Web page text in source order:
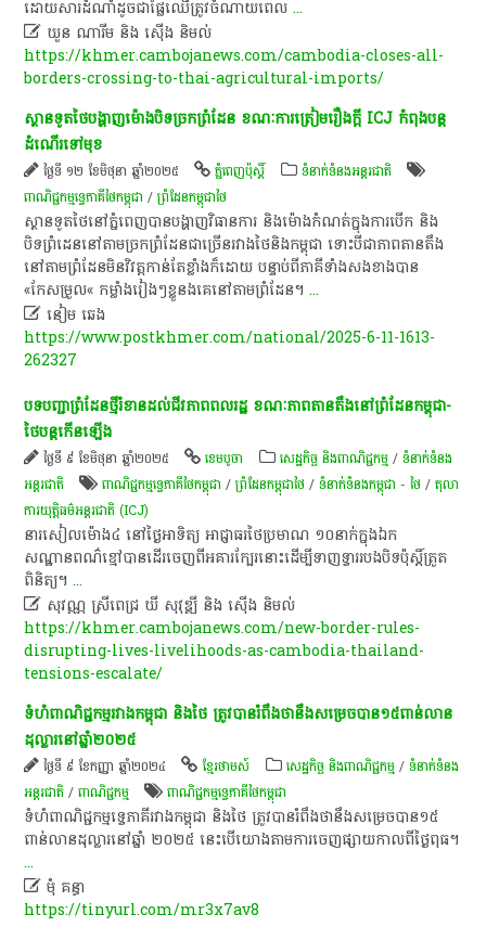
ដោយសារ​ដំណាំ​ដូចជា​ផ្លែឈើ​ត្រូវ​ចំណាយ​ពេល...
 ឃួន ណារីម​ និង ស៊ើង និមល់
https://khmer.cambojanews.com/cambodia-closes-all-
borders-crossing-to-thai-agricultural-imports/
ស្ថានទូត​ថៃបង្ហាញ​ម៉ោង​បិទ​ច្រក​ព្រំដែន​ ខណៈការត្រៀមរឿងក្តី ICJ កំពុងបន្ត​
ដំណើរទៅ​មុខ
ថ្ងៃទី ១២ ខែមិថុនា ឆ្នាំ២០២៥ ភ្នំពេញប៉ុស្តិ៍
ទំនាក់ទំនងអន្តរជាតិ
ពាណិជ្ជកម្ម​ទ្វេ​ភាគី​ថៃកម្ពុជា /ព្រំដែនកម្ពុជាថៃ
ស្ថានទូតថៃនៅ​ភ្នំពេញ​បានបង្ហាញ​វិធានការ និង​ម៉ោង​កំណត់​ក្នុង​ការ​បើក និង
បិទ​ព្រំដេន​នៅ​តាម​ច្រកព្រំដែនជាច្រើនរវាងថៃនិងកម្ពុជា ទោះបីជាភាពតានតឹង
នៅតាមព្រំដែនមិន​វិវត្ត​កាន់​តែ​ខ្លាំង​ក៏​ដោយ បន្ទាប់​ពីភាគីទាំងសងខាង​បាន
«កែសម្រួល« កម្លាំងរៀងៗខ្លួនង​គេនៅតាមព្រំដែន។...
 នៀម ឆេង
https://www.postkhmer.com/national/2025-6-11-1613-
262327
បទបញ្ជា​ព្រំដែន​ថ្មី​រំខាន​ដល់​ជីវភាព​ពលរដ្ឋ ខណៈភាព​តានតឹង​នៅព្រំដែនកម្ពុជា-
ថៃ​បន្តកើនឡើង
ថ្ងៃទី ៩ ខែមិថុនា ឆ្នាំ២០២៥ ខេ​ម​បូ​ចា សេដ្ឋកិច្ច និងពាណិជ្ជកម្ម /ទំនាក់ទំនង
អន្តរជាតិ
ពាណិជ្ជកម្ម​ទ្វេ​ភាគី​ថៃកម្ពុជា /ព្រំដែនកម្ពុជាថៃ /ទំនាក់ទំនងកម្ពុជា - ថៃ /តុលា
ការយុត្តិធម៌អន្តរជាតិ (ICJ)
នារសៀលម៉ោង៤ នៅថ្ងៃអាទិត្យ អាជ្ញាធរថៃប្រមាណ ១០នាក់ក្នុងឯក
សណ្ឋានពណ៌ខ្មៅបានដើរចេញពីអគារក្បែរនោះដើម្បីទាញទ្វាររបងបិទប៉ុស្តិ៍ត្រួត
ពិនិត្យ។...
 សុវណ្ណ ស្រីពេជ្រ ឃី សុវុឌ្ឍី និង ស៊ើង និមល់
https://khmer.cambojanews.com/new-border-rules-
disrupting-lives-livelihoods-as-cambodia-thailand-
tensions-escalate/
ទំហំពាណិជ្ជកម្ម​រវាង​កម្ពុជា និង​ថៃ ត្រូវបានរំពឹង​ថានឹងសម្រេចបាន​១៥​ពាន់​លាន​
ដុល្លារ​នៅ​ឆ្នាំ​២០២៥
ថ្ងៃទី ៩ ខែកញ្ញា ឆ្នាំ២០២៤ ខ្មែរថាមស៍ សេដ្ឋកិច្ច និងពាណិជ្ជកម្ម /ទំនាក់ទំនង
អន្តរជាតិ /ពាណិជ្ជកម្ម ពាណិជ្ជកម្ម​ទ្វេ​ភាគី​ថៃកម្ពុជា
ទំហំពាណិជ្ជកម្មទ្វេភាគីរវាងកម្ពុជា និងថៃ ត្រូវបានរំពឹងថានឹងសម្រេចបាន១៥
ពាន់លានដុល្លារនៅឆ្នាំ ២០២៥ នេះបើយោងតាមការចេញផ្សាយកាលពីថ្ងៃពុធ។
...
 មុំ គន្ធា
https://tinyurl.com/mr3x7av8